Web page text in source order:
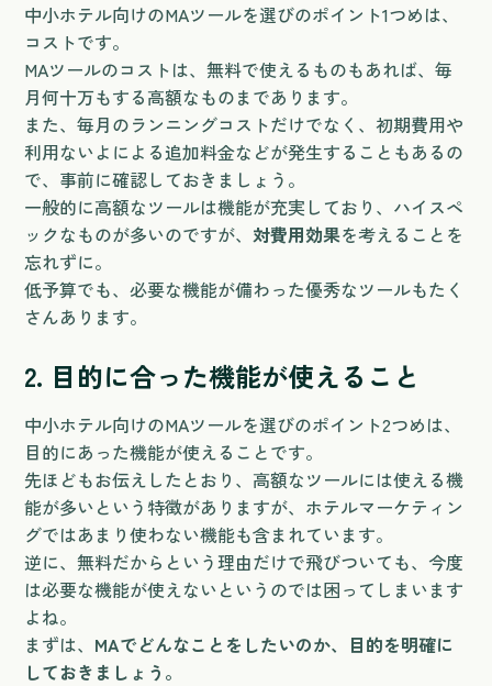
中小ホテル向けのMAツールを選びのポイント1つめは、
コストです。
MAツールのコストは、無料で使えるものもあれば、毎
月何十万もする高額なものまであります。
また、毎月のランニングコストだけでなく、初期費用や
利用ないよによる追加料金などが発生することもあるの
で、事前に確認しておきましょう。
一般的に高額なツールは機能が充実しており、ハイスペ
ックなものが多いのですが、対費用効果を考えることを
忘れずに。
低予算でも、必要な機能が備わった優秀なツールもたく
さんあります。
2. 目的に合った機能が使えること
中小ホテル向けのMAツールを選びのポイント2つめは、
目的にあった機能が使えることです。
先ほどもお伝えしたとおり、高額なツールには使える機
能が多いという特徴がありますが、ホテルマーケティン
グではあまり使わない機能も含まれています。
逆に、無料だからという理由だけで飛びついても、今度
は必要な機能が使えないというのでは困ってしまいます
よね。
まずは、 MAでどんなことをしたいのか、目的を明確に
しておきましょう。